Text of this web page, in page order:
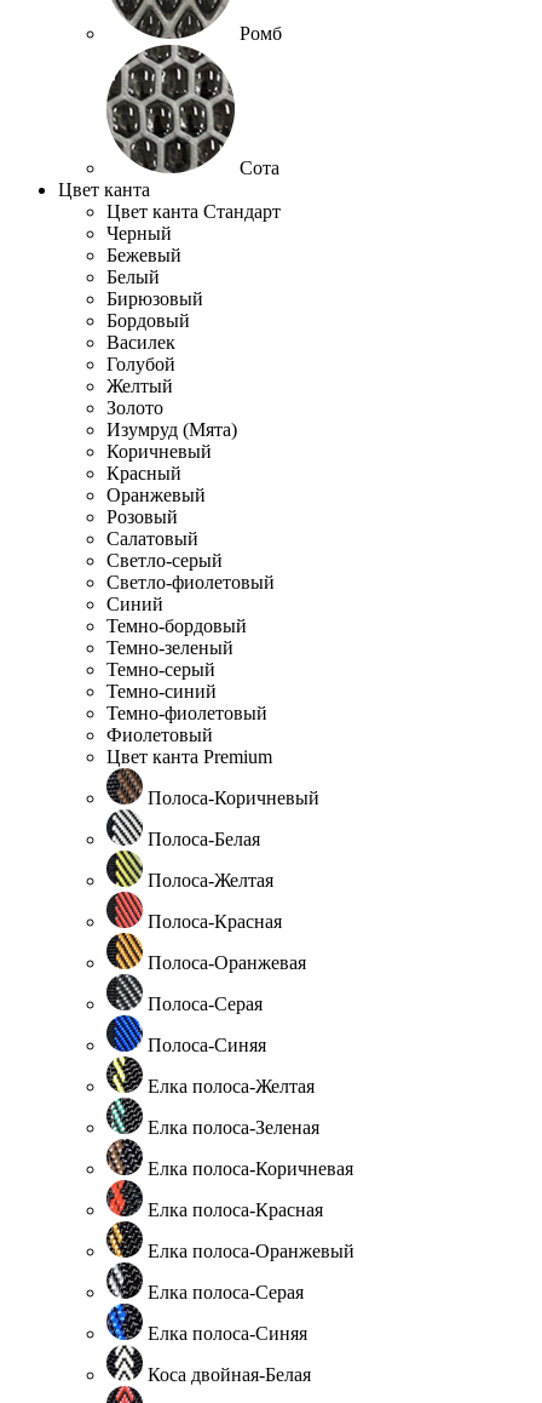
Ромб
Сота
Цвет канта
Цвет канта Стандарт
Черный
Бежевый
Белый
Бирюзовый
Бордовый
Василек
Голубой
Желтый
Золото
Изумруд (Мята)
Коричневый
Красный
Оранжевый
Розовый
Салатовый
Светло-серый
Светло-фиолетовый
Синий
Темно-бордовый
Темно-зеленый
Темно-серый
Темно-синий
Темно-фиолетовый
Фиолетовый
Цвет канта Premium
Полоса-Коричневый
Полоса-Белая
Полоса-Желтая
Полоса-Красная
Полоса-Оранжевая
Полоса-Серая
Полоса-Синяя
Елка полоса-Желтая
Елка полоса-Зеленая
Елка полоса-Коричневая
Елка полоса-Красная
Елка полоса-Оранжевый
Елка полоса-Серая
Елка полоса-Синяя
Коса двойная-Белая